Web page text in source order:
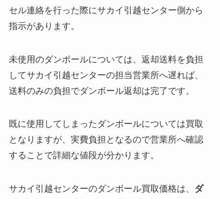
セル連絡を行った際にサカイ引越センター側から
指示があります。
未使用のダンボールについては、返却送料を負担
してサカイ引越センターの担当営業所へ遅れば、
送料のみの負担でダンボール返却は完了です。
既に使用してしまったダンボールについては買取
となりますが、実費負担となるので営業所へ確認
することで詳細な値段が分かります。
サカイ引越センターのダンボール買取価格は、 ダ